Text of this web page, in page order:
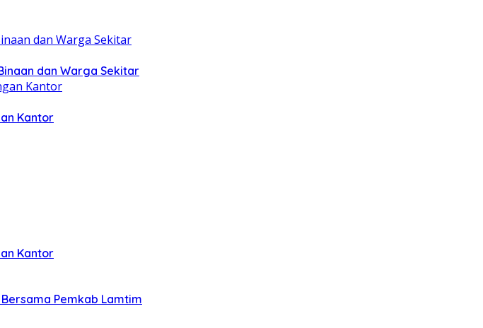
dan Warga Sekitar
Kantor
Kantor
Pemkab Lamtim